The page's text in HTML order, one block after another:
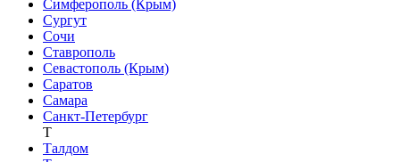
Симферополь (Крым)
Сургут
Сочи
Ставрополь
Севастополь (Крым)
Саратов
Самара
Санкт-Петербург
Т
Талдом